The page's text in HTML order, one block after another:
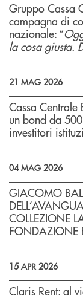
Gruppo Cassa
campagna di
nazionale: “
la cosa giusta.
21 MAG 2026
Cassa Centrale
un bond da
investitori
04 MAG 2026
GIACOMO
COLLEZIONE
FONDAZIONE
15 APR 2026
Claris Rent: al